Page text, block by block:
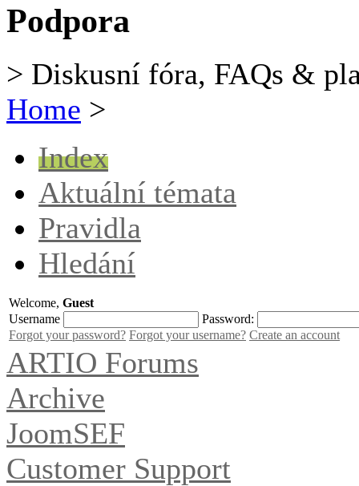
Podpora
> Diskusní fóra, FAQs &
Home >
Index
Aktuální témata
Pravidla
Hledání
Welcome, Guest
Username
Password:
Forgot your password? Forgot your username? Create an account
ARTIO Forums
Archive
JoomSEF
Customer Support